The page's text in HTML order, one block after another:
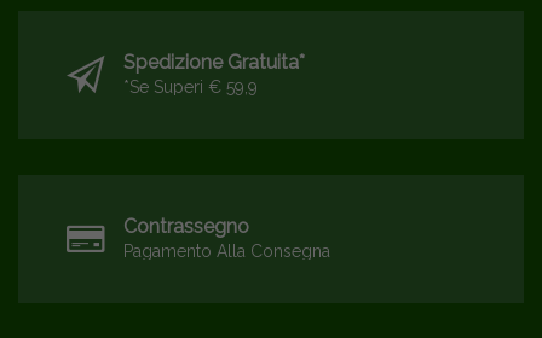
Spedizione Gratuita*
*se Superi € 59,9
Contrassegno
Pagamento Alla Consegna